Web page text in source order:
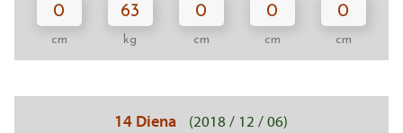
0
cm
63
kg
0
cm
0
cm
0
cm
14 Diena (2018 / 12 / 06)